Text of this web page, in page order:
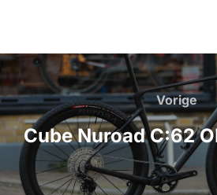
Bericht
navigatie
Vorige
Vorige
Cube Nuroad C:62